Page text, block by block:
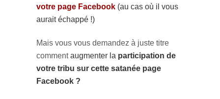
votre page Facebook (au cas où il vous
aurait échappé !)
Mais vous vous demandez à juste titre
commentaugmenter la participation de
votre tribu sur cette satanée page
Facebook ?